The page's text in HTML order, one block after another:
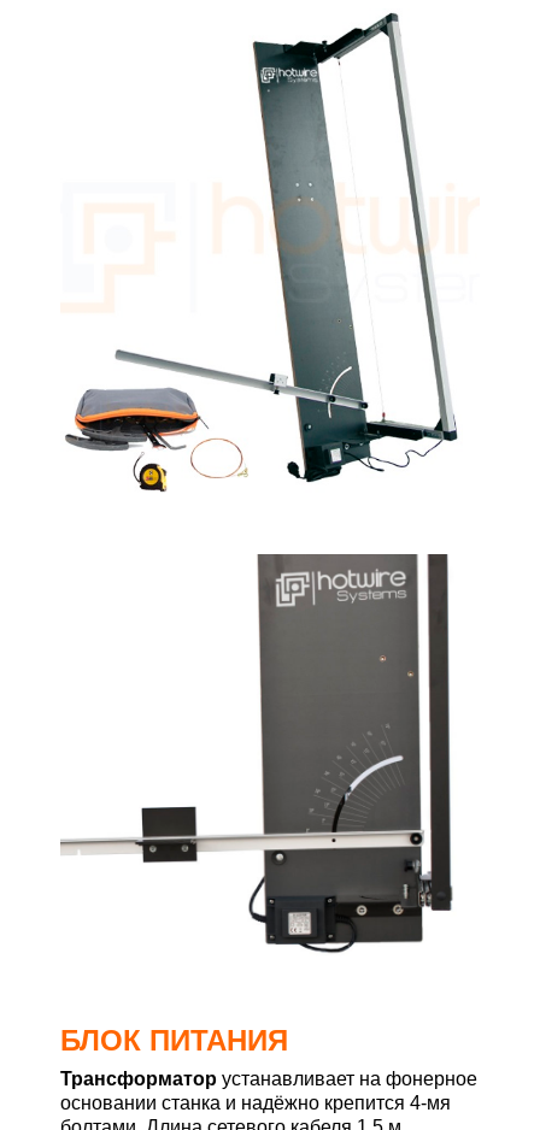
БЛОК ПИТАНИЯ
Трансформатор устанавливает на фонерное
основании станка и надёжно крепится 4-мя